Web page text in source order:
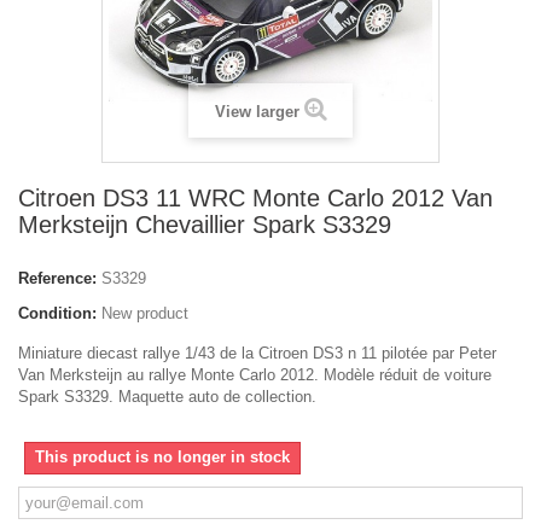
View larger
Citroen DS3 11 WRC Monte Carlo 2012 Van
Merksteijn Chevaillier Spark S3329
Reference: S3329
Condition: New product
Miniature diecast rallye 1/43 de la Citroen DS3 n 11 pilotée par Peter
Van Merksteijn au rallye Monte Carlo 2012. Modèle réduit de voiture
Spark S3329. Maquette auto de collection.
This product is no longer in stock